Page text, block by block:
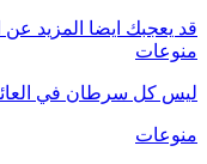
قد يعجبك ايضا المزيد
منوعات
ليس كل سرطان في
منوعات